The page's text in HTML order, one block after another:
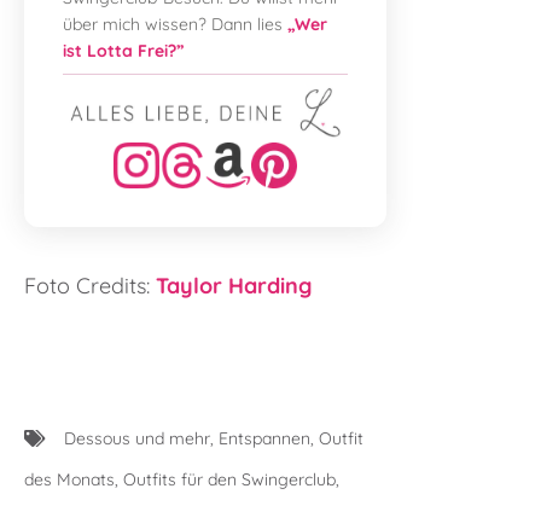
über mich wissen? Dann lies „Wer
ist Lotta Frei?”
Foto Credits: Taylor Harding
Dessous und mehr, Entspannen, Outfit
des Monats, Outfits für den Swingerclub,